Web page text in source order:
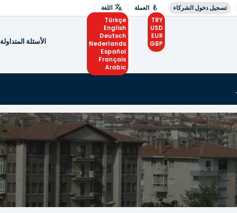
تسجيل دخول الشركاء
العملة
TRY
USD
EUR
GBP
اللغة
Türkçe
English
Deutsch
Nederlands
Español
Français
Arabic
الأسئلة المتداولة